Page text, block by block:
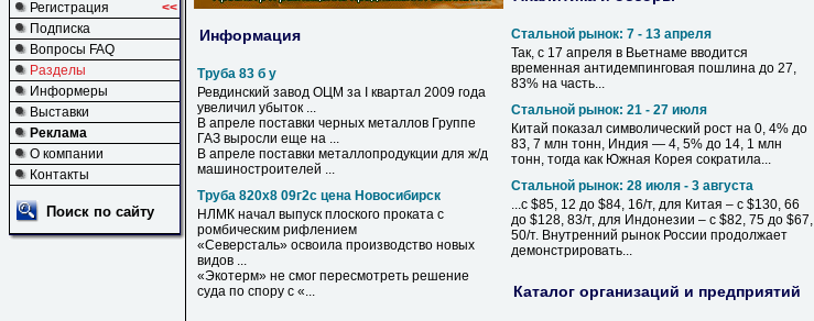
Регистрация
<<
Подписка
Вопросы FAQ
Разделы
Информеры
Выставки
Реклама
О компании
Контакты
Поиск по сайту
Информация
Труба 83 б у
Ревдинский завод ОЦМ за I квартал 2009 года
увеличил убыток ...
В апреле поставки черных металлов Группе
ГАЗ выросли еще на ...
В апреле поставки металлопродукции для ж/д
машиностроителей ...
Труба 820х8 09г2с цена Новосибирск
НЛМК начал выпуск плоского проката с
ромбическим рифлением
«Северсталь» освоила производство новых
видов ...
«Экотерм» не смог пересмотреть решение
суда по спору с «...
Стальной рынок: 7 - 13 апреля
Так, с 17 апреля в Вьетнаме вводится
временная антидемпинговая пошлина до 27,
83% на часть...
Стальной рынок: 21 - 27 июля
Китай показал символический рост на 0, 4% до
83, 7 млн тонн, Индия — 4, 5% до 14, 1 млн
тонн, тогда как Южная Корея сократила...
Стальной рынок: 28 июля - 3 августа
...с $85, 12 до $84, 16/т, для Китая – с $130, 66
до $128, 83/т, для Индонезии – с $82, 75 до $67,
50/т. Внутренний рынок России продолжает
демонстрировать...
Каталог организаций и предприятий